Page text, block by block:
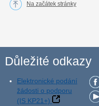
Na začátek stránky
Důležité odkazy
Elektronické podání
žádosti o podporu
(IS KP21+)